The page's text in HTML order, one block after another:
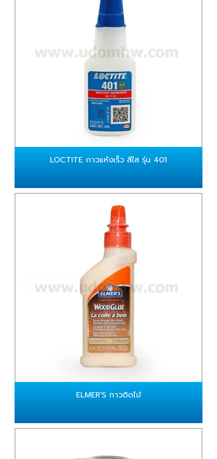
LOCTITE กาวแห้งเร็ว สีใส รุ่น 401
ELMER'S กาวติดไม้